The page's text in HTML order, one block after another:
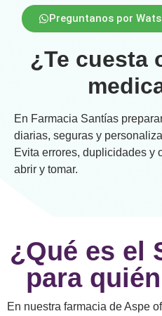
Preguntanos por
¿Te cuesta
En Farmacia Santías
diarias, seguras y
Evita errores, duplicidades y
abrir y tomar.
¿Qué es el
para
En nuestra farmacia de Aspe